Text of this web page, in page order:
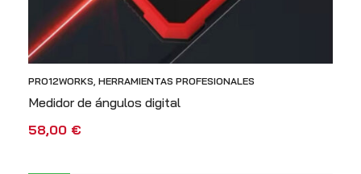
PRO12WORKS HERRAMIENTAS PROFESIONALES
Medidor de ángulos digital
58,00 €